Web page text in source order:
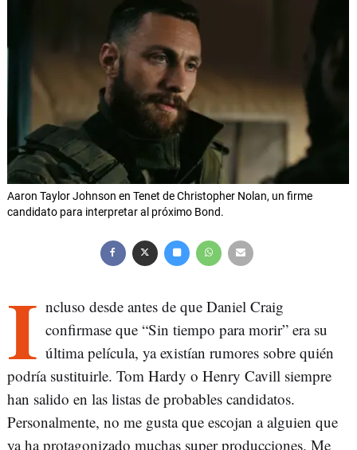
Aaron Taylor Johnson en Tenet de Christopher Nolan, un firme
candidato para interpretar al próximo Bond.
I ncluso desde antes de que Daniel Craig
confirmase que “Sin tiempo para morir” era su
última película, ya existían rumores sobre quién
podría sustituirle. Tom Hardy o Henry Cavill siempre
han salido en las listas de probables candidatos.
Personalmente, no me gusta que escojan a alguien que
ya ha protagonizado muchas super producciones. Me